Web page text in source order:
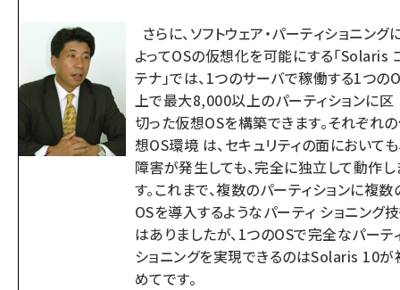
さらに、ソフトウェア・パーティショニング
よってOSの仮想化を可能にする「Solaris
テナ」では、1つのサーバで稼働する1つの
上で最大8,000以上のパーティションに区
切った仮想OSを構築できます。それぞれ
想OS環境 は、セキュリティの面においても
障害が発生しても、完全に独立して動作し
す。これまで、複数のパーティションに複数
OSを導入するようなパーティ ショニング
はありましたが、1つのOSで完全なパーテ
ショニングを実現できるのはSolaris 10が
めてです。